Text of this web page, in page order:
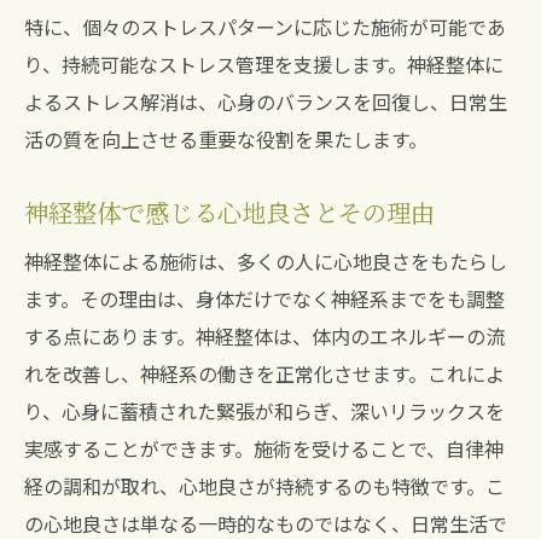
特に、個々のストレスパターンに応じた施術が可能であ
り、持続可能なストレス管理を支援します。神経整体に
よるストレス解消は、心身のバランスを回復し、日常生
活の質を向上させる重要な役割を果たします。
神経整体で感じる心地良さとその理由
神経整体による施術は、多くの人に心地良さをもたらし
ます。その理由は、身体だけでなく神経系までをも調整
する点にあります。神経整体は、体内のエネルギーの流
れを改善し、神経系の働きを正常化させます。これによ
り、心身に蓄積された緊張が和らぎ、深いリラックスを
実感することができます。施術を受けることで、自律神
経の調和が取れ、心地良さが持続するのも特徴です。こ
の心地良さは単なる一時的なものではなく、日常生活で